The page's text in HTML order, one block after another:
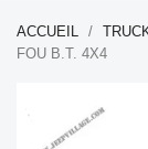
ACCUEIL
FOU B.T. 4X4